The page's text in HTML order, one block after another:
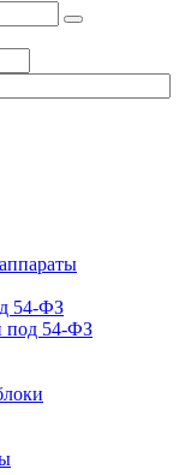
54-ФЗ
под 54-ФЗ